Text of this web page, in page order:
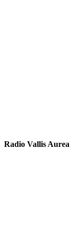
Radio Vallis Aurea